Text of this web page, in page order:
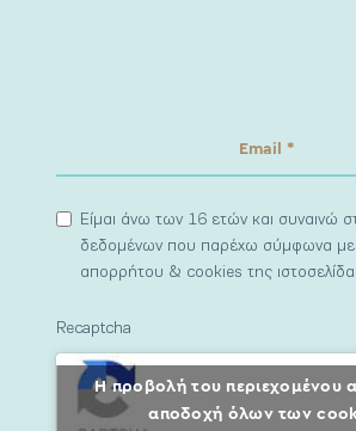
Είμαι άνω των 16 ετών και συναινώ
δεδομένων που παρέχω σύμφωνα με
απορρήτου & cookies της
Recaptcha
Η προβολή του περιεχομένου
αποδοχή όλων των